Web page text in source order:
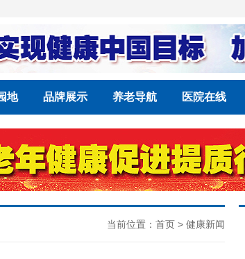
地 品牌展示 养老导航 医院在线
当前位置： 首页 > 健康新闻